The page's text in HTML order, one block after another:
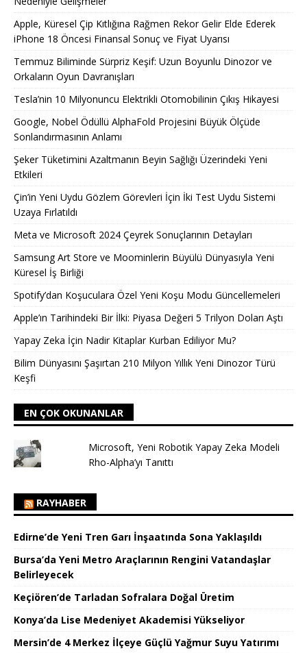
Apple, Küresel Çip Kıtlığına Rağmen Rekor Gelir Elde Ederek
iPhone 18 Öncesi Finansal Sonuç ve Fiyat Uyarısı
Temmuz Biliminde Sürpriz Keşif: Uzun Boyunlu Dinozor ve
Orkaların Oyun Davranışları
Tesla’nin 10 Milyonuncu Elektrikli Otomobilinin Çıkış Hikayesi
Google, Nobel Ödüllü AlphaFold Projesini Büyük Ölçüde
Sonlandırmasının Anlamı
Şeker Tüketimini Azaltmanın Beyin Sağlığı Üzerindeki Yeni
Etkileri
Çin’in Yeni Uydu Gözlem Görevleri İçin İki Test Uydu Sistemi
Uzaya Fırlatıldı
Meta ve Microsoft 2024 Çeyrek Sonuçlarının Detayları
Samsung Art Store ve Moominlerin Büyülü Dünyasıyla Yeni
Küresel İş Birliği
Spotify’dan Koşuculara Özel Yeni Koşu Modu Güncellemeleri
Apple’ın Tarihindeki Bir İlki: Piyasa Değeri 5 Trilyon Doları Aştı
Yapay Zeka İçin Nadir Kitaplar Kurban Ediliyor Mu?
Bilim Dünyasını Şaşırtan 210 Milyon Yıllık Yeni Dinozor Türü
Keşfi
EN ÇOK OKUNANLAR
Microsoft, Yeni Robotik Yapay Zeka Modeli
Rho-Alpha’yı Tanıttı
RAYHABER
Edirne’de Yeni Tren Garı İnşaatında Sona Yaklaşıldı
Bursa’da Yeni Metro Araçlarının Rengini Vatandaşlar
Belirleyecek
Keçiören’de Tarladan Sofralara Doğal Üretim
Konya’da Lise Medeniyet Akademisi Yükseliyor
Mersin’de 4 Merkez İlçeye Güçlü Yağmur Suyu Yatırımı